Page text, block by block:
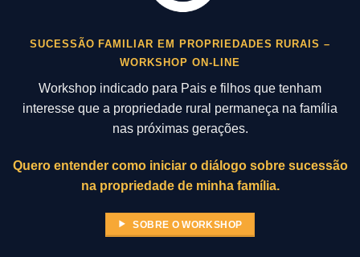
SUCESSÃO FAMILIAR EM PROPRIEDADES RURAIS –
WORKSHOP ON-LINE
Workshop indicado para Pais e filhos que tenham
interesse que a propriedade rural permaneça na família
nas próximas gerações.
Quero entender como iniciar o diálogo sobre sucessão
na propriedade de minha família.
SOBRE O WORKSHOP